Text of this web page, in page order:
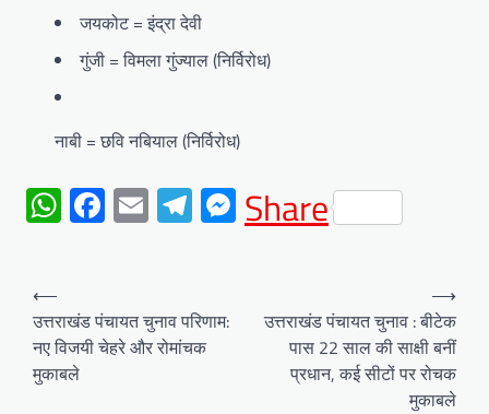
जयकोट = इंद्रा देवी
गुंजी = विमला गुंज्याल (निर्विरोध)
नाबी = छवि नबियाल (निर्विरोध)
WhatsApp
Facebook
EmailTelegram
Messenger
Share
Post
navigation
⟵
उत्तराखंड पंचायत चुनाव परिणाम:
नए विजयी चेहरे और रोमांचक
मुकाबले
उत्तराखंड पंचायत चुनाव : बीटेक
पास 22 साल की साक्षी बनीं
प्रधान, कई सीटों पर रोचक
मुकाबले
⟶